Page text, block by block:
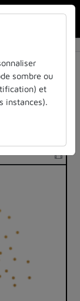
sombre ou
et
instances).